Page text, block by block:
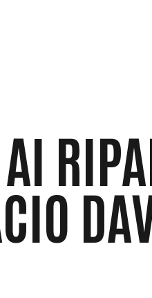
AI